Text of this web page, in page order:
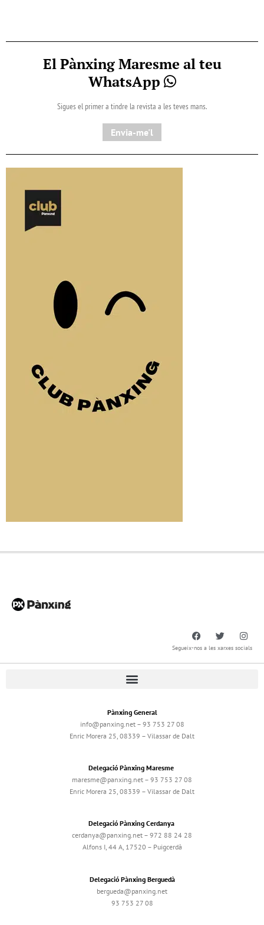
El Pànxing Maresme al teu
WhatsApp
Sigues el primer a tindre la revista a les teves mans.
Envia-me'l
Segueix-nos a les xarxes socials
Pànxing General
info@panxing.net – 93 753 27 08
Enric Morera 25, 08339 – Vilassar de Dalt
Delegació Pànxing Maresme
maresme@panxing.net – 93 753 27 08
Enric Morera 25, 08339 – Vilassar de Dalt
Delegació Pànxing Cerdanya
cerdanya@panxing.net – 972 88 24 28
Alfons I, 44 A, 17520 – Puigcerdà
Delegació Pànxing Berguedà
bergueda@panxing.net
93 753 27 08